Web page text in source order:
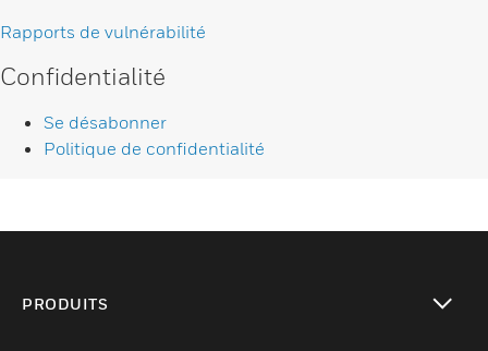
Rapports de vulnérabilité
Confidentialité
Se désabonner
Politique de confidentialité
PRODUITS